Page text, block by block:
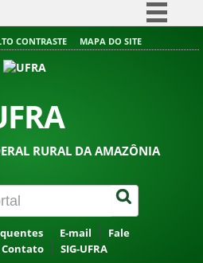
Simplifique!
Acesso à informação
CONTRASTE MAPA DO SITE
RURAL DA AMAZÔNIA
E-mail
Fale
Contato SIG-UFRA